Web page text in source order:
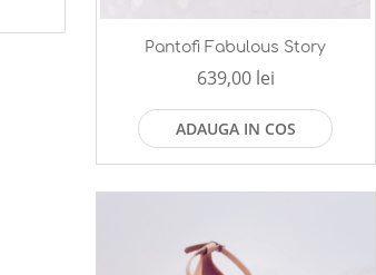
Pantofi Fabulous Story
639,00 lei
ADAUGA IN COS